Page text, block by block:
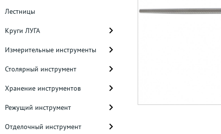
Лестницы
Круги ЛУГА
Измерительные инструменты
Столярный инструмент
Хранение инструментов
Режущий инструмент
Отделочный инструмент